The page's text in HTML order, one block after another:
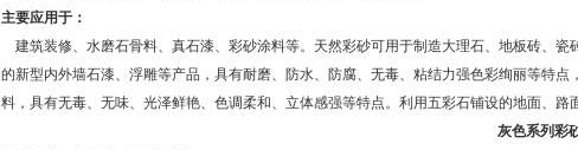
主要应用于：
建筑装修、水磨石骨料、真石漆、彩砂涂料等。天然彩砂可用于制造大理石、地板砖、
的新型内外墙石漆、浮雕等产品，具有耐磨、防水、防腐、无毒、粘结力强色彩绚丽等特
料，具有无毒、无味、光泽鲜艳、色调柔和、立体感强等特点。利用五彩石铺设的地面、路
灰色系列彩